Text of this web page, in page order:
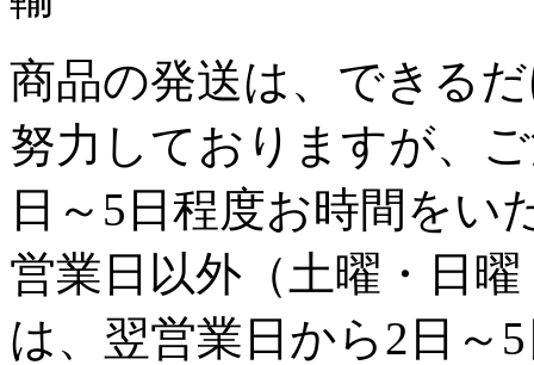
商品の発送は、できる
努力しておりますが、
日～5日程度お時間をい
営業日以外（土曜・日
は、翌営業日から2日～